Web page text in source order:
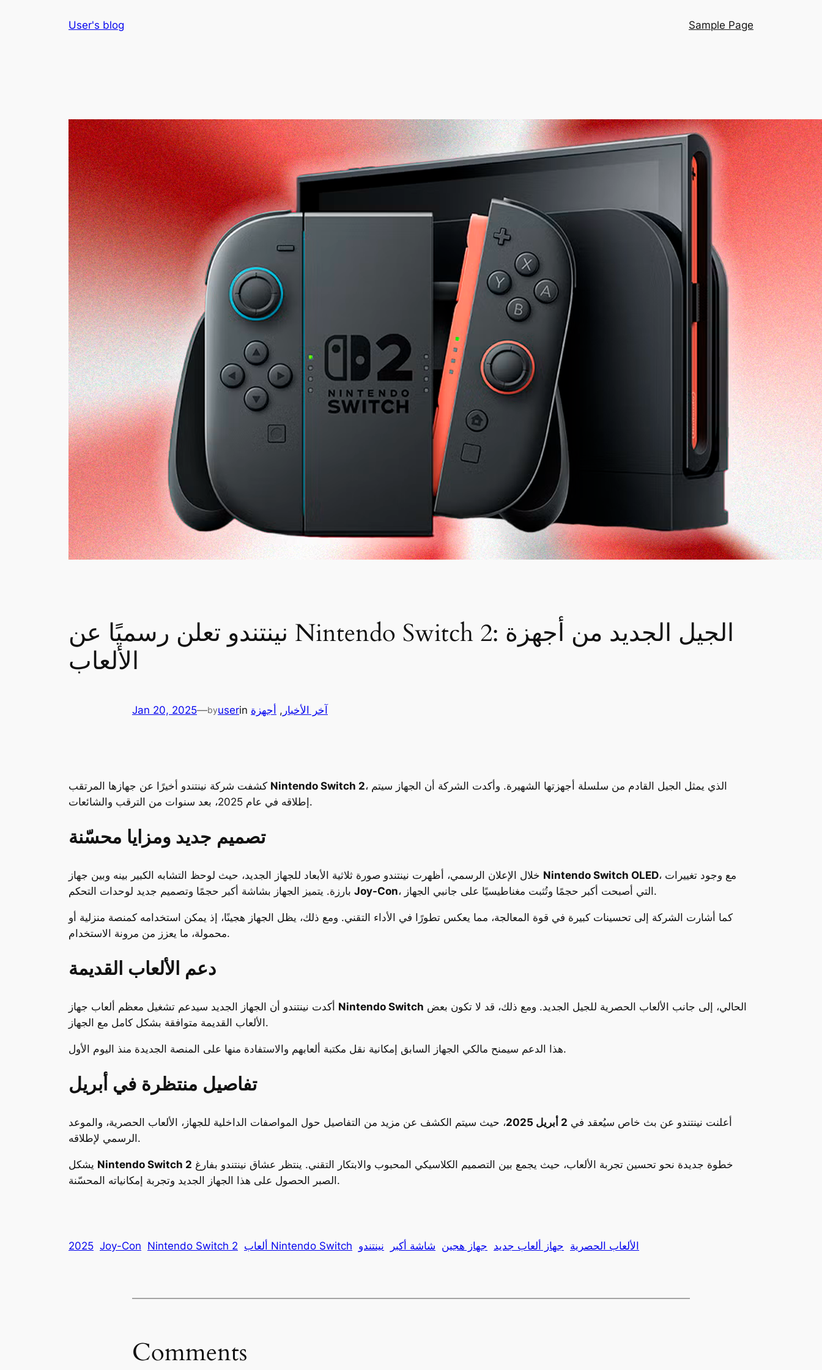
User's blog Sample Page
نينتندو تعلن رسميًا عن Nintendo Switch 2: الجيل الجديد من أجهزة
الألعاب
Jan 20, 2025—byuserin آخر الأخبار , أجهزة
Nintendo Switch 2، الذي يمثل الجيل القادم من سلسلة أجهزتها الشهيرة. وأكدت الشركة أن الجهاز سيتم
إطلاقه في عام 2025، بعد سنوات من الترقب والشائعات.
تصميم جديد ومزايا محسّنة
Nintendo Switch OLED، مع وجود تغييرات
Joy-Con ، التي أصبحت أكبر حجمًا وتُثبت مغناطيسيًا على جانبي الجهاز.
كما أشارت الشركة إلى تحسينات كبيرة في قوة المعالجة، مما يعكس تطورًا في الأداء التقني. ومع ذلك، يظل الجهاز هجينًا، إذ يمكن استخدامه كمنصة منزلية أو
محمولة، ما يعزز من مرونة الاستخدام.
دعم الألعاب القديمة
Nintendo Switch
الألعاب القديمة متوافقة بشكل كامل مع الجهاز.
هذا الدعم سيمنح مالكي الجهاز السابق إمكانية نقل مكتبة ألعابهم والاستفادة منها على المنصة الجديدة منذ اليوم الأول.
تفاصيل منتظرة في أبريل
أعلنت نينتندو عن بث خاص سيُعقد في 2 أبريل 2025
، حيث سيتم الكشف عن مزيد من التفاصيل حول المواصفات الداخلية للجهاز، الألعاب الحصرية، والموعد
الرسمي لإطلاقه.
Nintendo Switch 2
الصبر الحصول على هذا الجهاز الجديد وتجربة إمكانياته المحسّنة.
2025 Joy-Con Nintendo Switch 2 ألعاب Nintendo Switch الألعاب الحصرية جهاز ألعاب جديد جهاز هجين شاشة أكبر نينتندو
Comments